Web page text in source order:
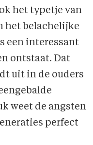
het typetje van
het belachelijke
een interessant
ontstaat. Dat
uit in de ouders
weet de angsten
perfect